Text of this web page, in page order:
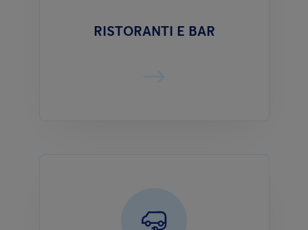
RISTORANTI E BAR